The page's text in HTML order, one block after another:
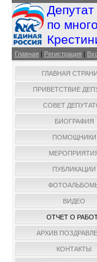
по
Главная | Регистрация |
ГЛАВНАЯ
ПРИВЕТСТВИЕ
СОВЕТ
БИОГРАФИЯ
ПОМОЩНИКИ
ПУБЛИКАЦИИ
ВИДЕО
ОТЧЕТ О
АРХИВ
КОНТАКТЫ